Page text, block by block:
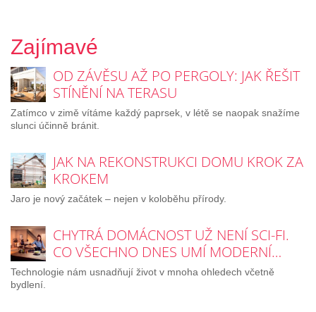
Zajímavé
OD ZÁVĚSU AŽ PO PERGOLY: JAK ŘEŠIT
STÍNĚNÍ NA TERASU
Zatímco v zimě vítáme každý paprsek, v létě se naopak snažíme
slunci účinně bránit.
JAK NA REKONSTRUKCI DOMU KROK ZA
KROKEM
Jaro je nový začátek – nejen v koloběhu přírody.
CHYTRÁ DOMÁCNOST UŽ NENÍ SCI-FI.
CO VŠECHNO DNES UMÍ MODERNÍ…
Technologie nám usnadňují život v mnoha ohledech včetně
bydlení.